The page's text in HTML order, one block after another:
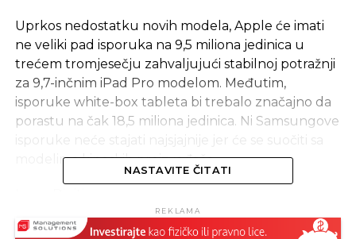
Uprkos nedostatku novih modela, Apple će imati
ne veliki pad isporuka na 9,5 miliona jedinica u
trećem tromjesečju zahvaljujući stabilnoj potražnji
za 9,7-inčnim iPad Pro modelom. Međutim,
isporuke white-box tableta bi trebalo značajno da
porastu na čak 18,5 miliona jedinica. Ni Samsungove
isporuke neće stajati najsjajnije jer će se suočiti sa
modelima kineskih proizvođača.
SLIČNE TEME:
NASTAVITE ČITATI
REKLAMA